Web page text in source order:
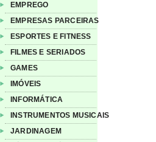
EMPREGO
EMPRESAS PARCEIRAS
ESPORTES E FITNESS
FILMES E SERIADOS
GAMES
IMÓVEIS
INFORMÁTICA
INSTRUMENTOS MUSICAIS
JARDINAGEM